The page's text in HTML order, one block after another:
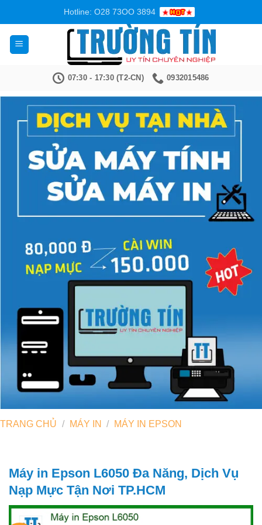
nội
dung
Hotline: O28 73OO 3894
07:30 - 17:30 (T2-CN) 0932015486
TRANG CHỦ / MÁY IN / MÁY IN EPSON
Máy in Epson L6050 Đa Năng, Dịch Vụ
Nạp Mực Tận Nơi TP.HCM